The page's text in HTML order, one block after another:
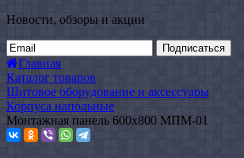
Новости, обзоры и акции
Подписаться
Главная
Каталог товаров
Щитовое оборудование и аксессуары
Корпуса напольные
Монтажная панель 600x800 МПМ-01